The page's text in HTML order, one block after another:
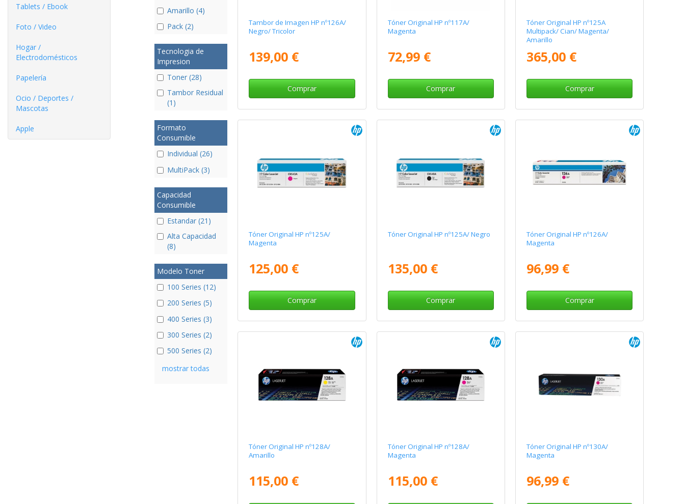
Tablets / Ebook
Foto / Video
Hogar /
Electrodomésticos
Papelería
Ocio / Deportes /
Mascotas
Apple
Amarillo (4)
Pack (2)
Tecnologia de
Impresion
Toner (28)
Tambor Residual
(1)
Formato
Consumible
Individual (26)
MultiPack (3)
Capacidad
Consumible
Estandar (21)
Alta Capacidad
(8)
Modelo Toner
100 Series (12)
200 Series (5)
400 Series (3)
300 Series (2)
500 Series (2)
mostrar todas
Tambor de Imagen HP nº126A/
Negro/ Tricolor
139,00 €
Comprar
Tóner Original HP nº117A/
Magenta
72,99 €
Comprar
Tóner Original HP nº125A
Multipack/ Cian/ Magenta/
Amarillo
365,00 €
Comprar
Tóner Original HP nº125A/
Magenta
125,00 €
Comprar
Tóner Original HP nº125A/ Negro
135,00 €
Comprar
Tóner Original HP nº126A/
Magenta
96,99 €
Comprar
Tóner Original HP nº128A/
Amarillo
115,00 €
Tóner Original HP nº128A/
Magenta
115,00 €
Tóner Original HP nº130A/
Magenta
96,99 €